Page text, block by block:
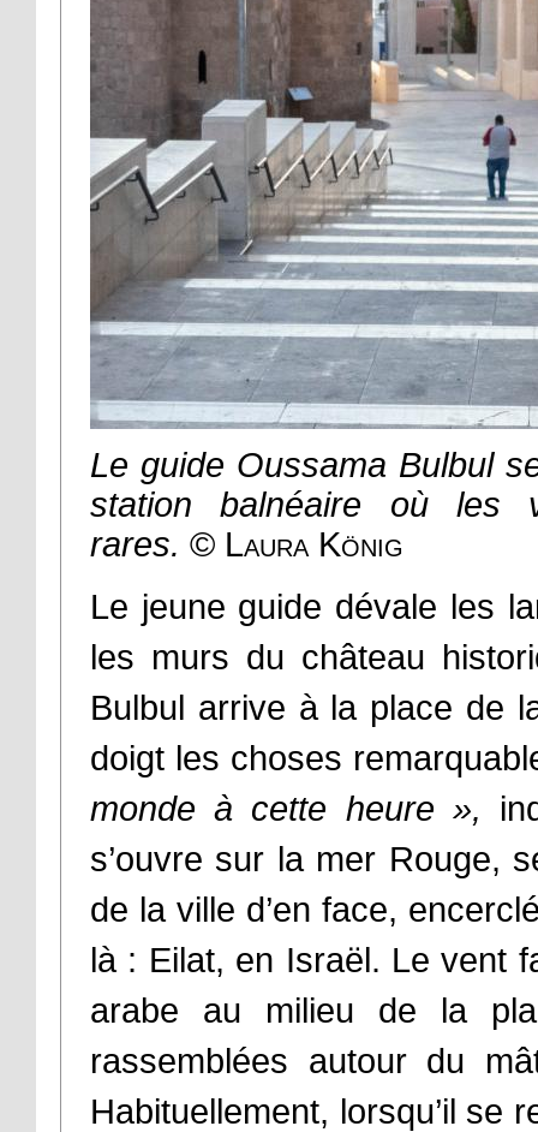
Le guide Oussama Bulbul
station balnéaire où les
rares. © Laura König
Le jeune guide dévale les
les murs du château
Bulbul arrive à la place de
doigt les choses
monde à cette heure »,
s’ouvre sur la mer Rouge,
de la ville d’en face,
là : Eilat, en Israël. Le vent
arabe au milieu de la
rassemblées autour du
Habituellement, lorsqu’il se